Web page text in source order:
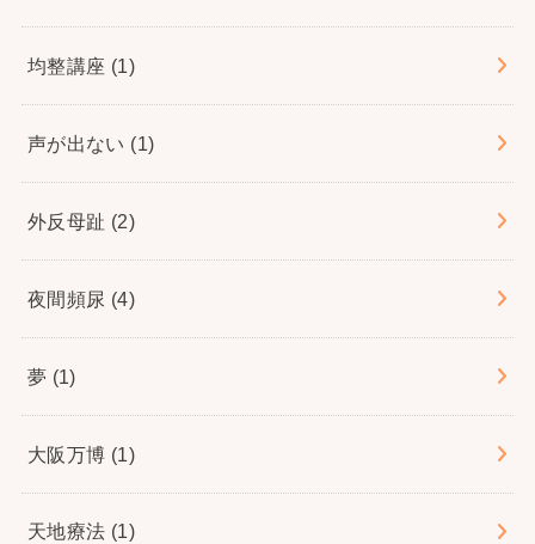
均整講座 (1)
声が出ない (1)
外反母趾 (2)
夜間頻尿 (4)
夢 (1)
大阪万博 (1)
天地療法 (1)